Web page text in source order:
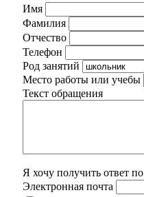
Имя
Фамилия
Отчество
Телефон
Род занятий
Место работы или учебы
Текст обращения
Я хочу получить ответ по
Электронная почта